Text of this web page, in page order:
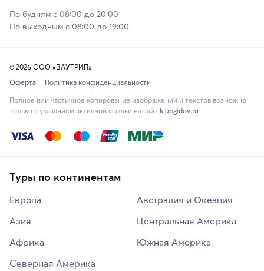
По будням с 08:00 до 20:00
По выходным с 08:00 до 19:00
© 2026 ООО «ВАУТРИП»
Оферта
Политика конфиденциальности
Полное или частичное копирование изображений и текстов возможно
только с указанием активной ссылки на сайт klubgidov.ru
Туры по континентам
Европа
Азия
Африка
Северная Америка
Австралия и Океания
Центральная Америка
Южная Америка